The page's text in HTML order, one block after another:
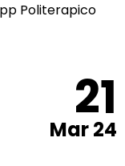
Politerapico
21
Mar 24